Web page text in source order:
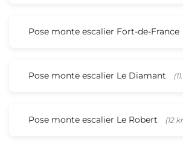
Pose monte escalier Fort-de-France
Pose monte escalier Le Diamant
Pose monte escalier Le Robert (12